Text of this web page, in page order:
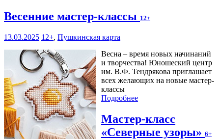
Весенние мастер-классы 12+
13.03.2025 12+, Пушкинская карта
Весна – время новых начинаний
и творчества! Юношеский центр
им. В.Ф. Тендрякова приглашает
всех желающих на новые мастер-
классы
Подробнее
Мастер-класс
«Северные узоры» 6+